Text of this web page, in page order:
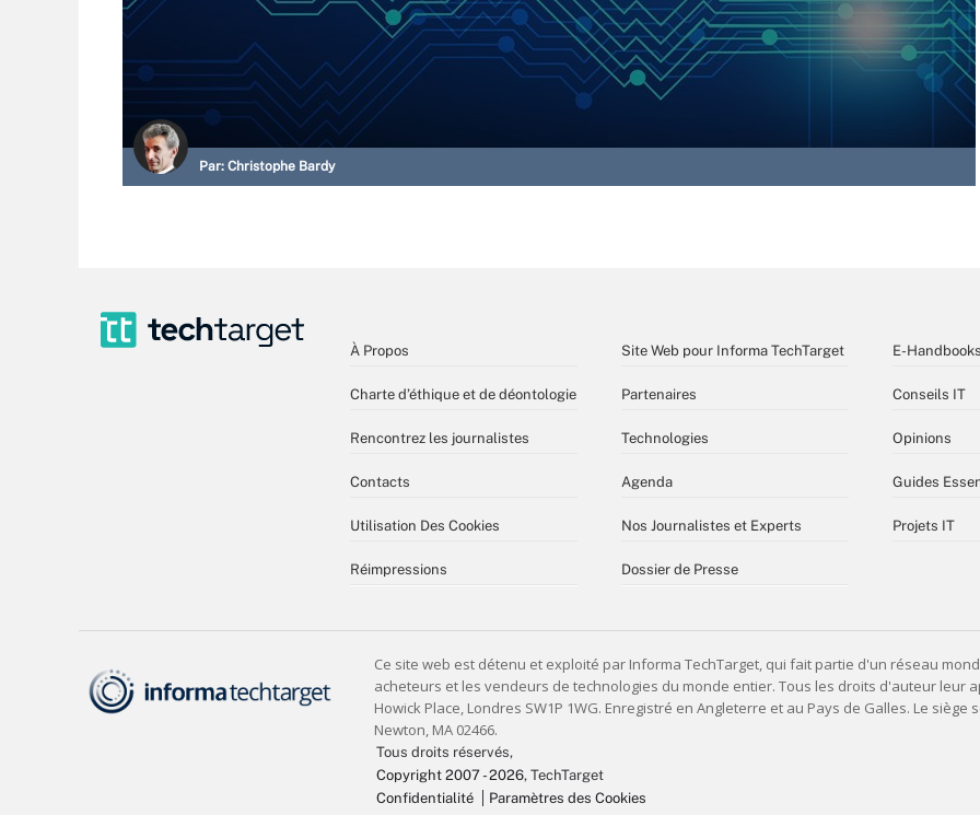
Par: Christophe Bardy
À Propos
Charte d’éthique et de déontologie
Rencontrez les journalistes
Contacts
Utilisation Des Cookies
Réimpressions
Site Web pour Informa TechTarget
Partenaires
Technologies
Agenda
Nos Journalistes et Experts
Dossier de Presse
E-Handbooks
Conseils IT
Opinions
Guides
Projets IT
Tous droits réservés,
Copyright 2007 - 2026, TechTarget
Confidentialité
Paramètres des Cookies